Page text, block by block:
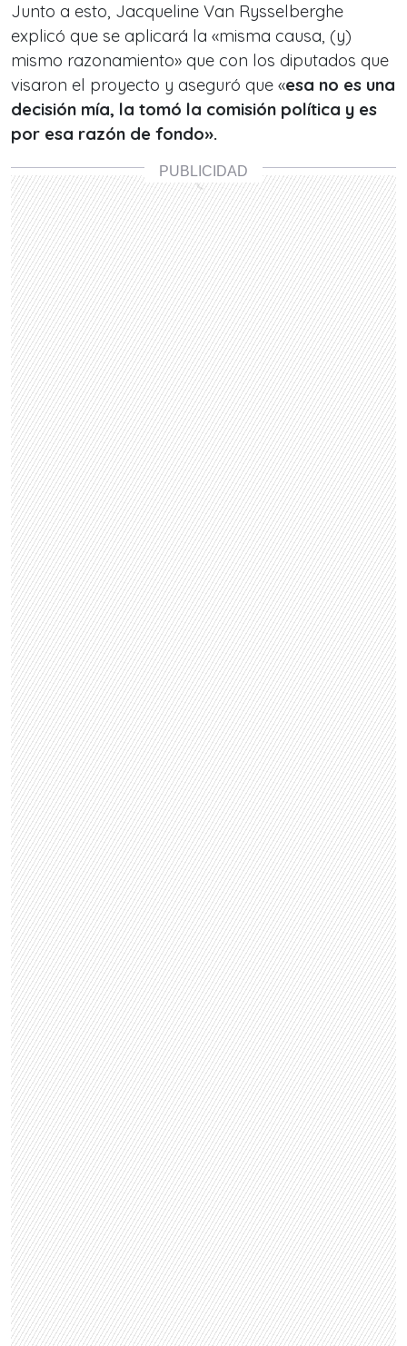
Junto a esto, Jacqueline Van Rysselberghe
explicó que se aplicará la «misma causa, (y)
mismo razonamiento» que con los diputados que
visaron el proyecto y aseguró que «esa no es una
decisión mía, la tomó la comisión política y es
por esa razón de fondo».